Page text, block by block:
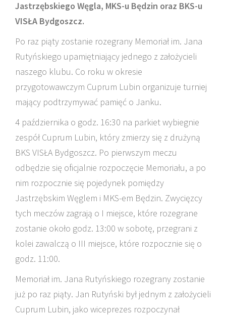
Jastrzębskiego Węgla, MKS-u Będzin oraz BKS-u
VISŁA Bydgoszcz.
Po raz piąty zostanie rozegrany Memoriał im. Jana
Rutyńskiego upamiętniający jednego z założycieli
naszego klubu. Co roku w okresie
przygotowawczym Cuprum Lubin organizuje turniej
mający podtrzymywać pamięć o Janku.
4 października o godz. 16:30 na parkiet wybiegnie
zespół Cuprum Lubin, który zmierzy się z drużyną
BKS VISŁA Bydgoszcz. Po pierwszym meczu
odbędzie się oficjalnie rozpoczęcie Memoriału, a po
nim rozpocznie się pojedynek pomiędzy
Jastrzębskim Węglem i MKS-em Będzin. Zwycięzcy
tych meczów zagrają o I miejsce, które rozegrane
zostanie około godz. 13:00 w sobotę, przegrani z
kolei zawalczą o III miejsce, które rozpocznie się o
godz. 11:00.
Memoriał im. Jana Rutyńskiego rozegrany zostanie
już po raz piąty. Jan Rutyński był jednym z założycieli
Cuprum Lubin, jako wiceprezes rozpoczynał